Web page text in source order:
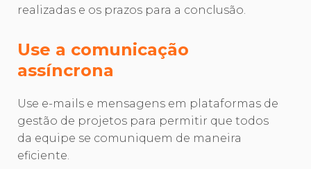
realizadas e os prazos para a conclusão.
Use a comunicação
assíncrona
Use e-mails e mensagens em plataformas de
gestão de projetos para permitir que todos
da equipe se comuniquem de maneira
eficiente.